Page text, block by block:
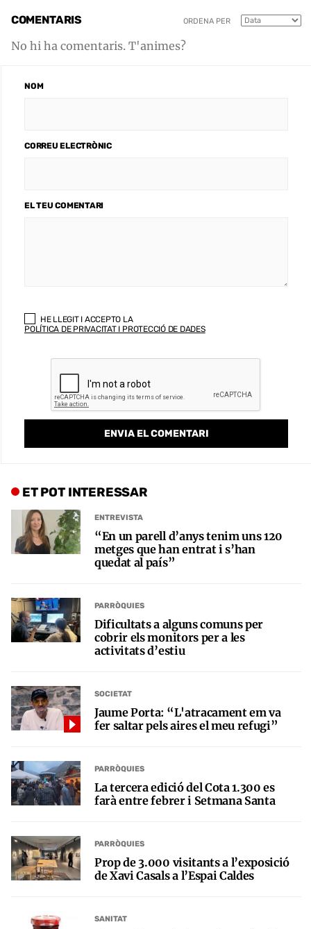
COMENTARIS ORDENA PER
No hi ha comentaris. T'animes?
NOM
CORREU ELECTRÒNIC
EL TEU COMENTARI
HE LLEGIT I ACCEPTO LA
POLÍTICA DE PRIVACITAT I PROTECCIÓ DE DADES
ET POT INTERESSAR
ENTREVISTA
“En un parell d’anys tenim uns 120
metges que han entrat i s’han
quedat al país”
PARRÒQUIES
Dificultats a alguns comuns per
cobrir els monitors per a les
activitats d’estiu
SOCIETAT
Jaume Porta: “L'atracament em va
fer saltar pels aires el meu refugi”
PARRÒQUIES
La tercera edició del Cota 1.300 es
farà entre febrer i Setmana Santa
PARRÒQUIES
Prop de 3.000 visitants a l’exposició
de Xavi Casals a l’Espai Caldes
SANITAT